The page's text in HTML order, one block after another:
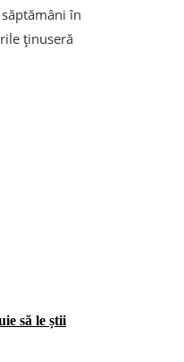
în
ținuseră
să le știi